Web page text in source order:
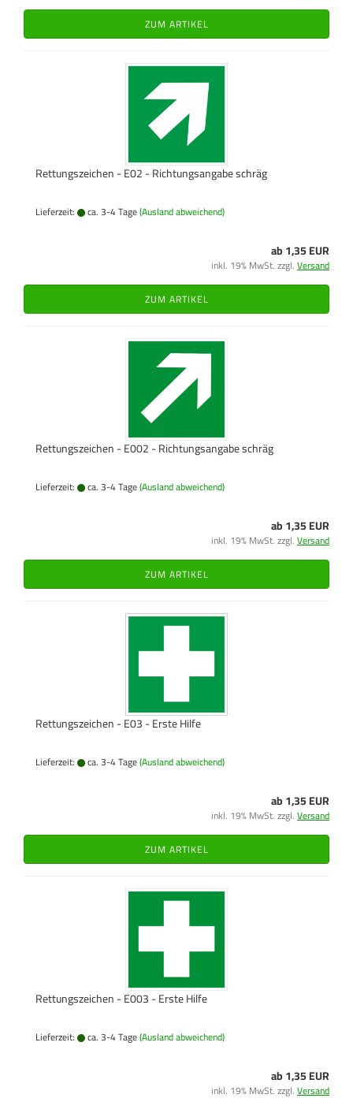
ZUM ARTIKEL
Rettungszeichen - E02 - Richtungsangabe schräg
Lieferzeit: ca. 3-4 Tage(Ausland abweichend)
ab 1,35 EUR
inkl. 19% MwSt. zzgl.Versand
ZUM ARTIKEL
Rettungszeichen - E002 - Richtungsangabe schräg
Lieferzeit: ca. 3-4 Tage(Ausland abweichend)
ab 1,35 EUR
inkl. 19% MwSt. zzgl.Versand
ZUM ARTIKEL
Rettungszeichen - E03 - Erste Hilfe
Lieferzeit: ca. 3-4 Tage(Ausland abweichend)
ab 1,35 EUR
inkl. 19% MwSt. zzgl.Versand
ZUM ARTIKEL
Rettungszeichen - E003 - Erste Hilfe
Lieferzeit: ca. 3-4 Tage(Ausland abweichend)
ab 1,35 EUR
inkl. 19% MwSt. zzgl.Versand